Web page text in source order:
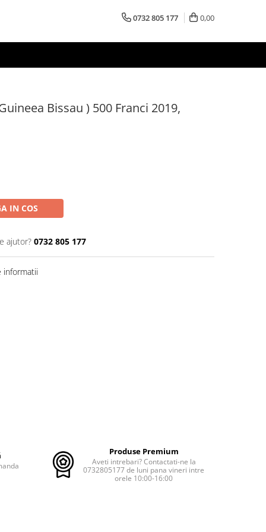
0732 805 177 0,00
Bissau ) 500 Franci 2019,
IN COS
ajutor? 0732 805 177
informatii
Produse Premium
Aveti intrebari? Contactati-ne la
0732805177 de luni pana vineri intre
orele 10:00-16:00